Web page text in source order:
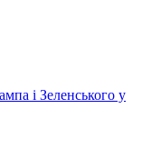
і Зеленського у